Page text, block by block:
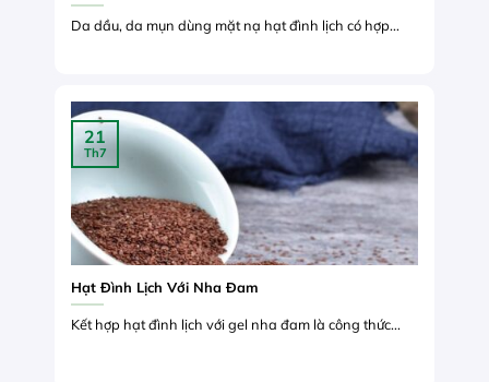
Da dầu, da mụn dùng mặt nạ hạt đình lịch có hợp...
Hạt Đình Lịch Với Nha Đam
Kết hợp hạt đình lịch với gel nha đam là công thức...
21
Th7